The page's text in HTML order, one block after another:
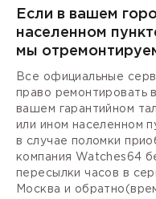
Если в вашем
населенном
мы
Все официальные
право ремонтировать
вашем гарантийном
или ином населенном
в случае поломки
компания Watches64
пересылки часов в
Москва и